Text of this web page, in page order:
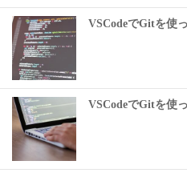
VSCodeでGitを使
VSCodeでGitを使